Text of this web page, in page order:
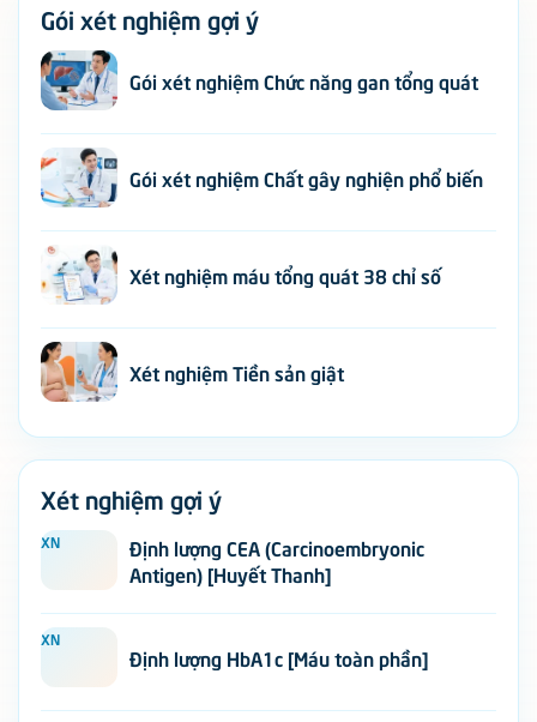
Gói xét nghiệm gợi ý
Gói xét nghiệm Chức năng gan tổng quát
Gói xét nghiệm Chất gây nghiện phổ biến
Xét nghiệm máu tổng quát 38 chỉ số
Xét nghiệm Tiền sản giật
Xét nghiệm gợi ý
XN
Định lượng CEA (Carcinoembryonic
Antigen) [Huyết Thanh]
XN
Định lượng HbA1c [Máu toàn phần]